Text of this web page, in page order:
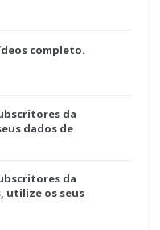
completo.
da
dados de
da
utilize os seus